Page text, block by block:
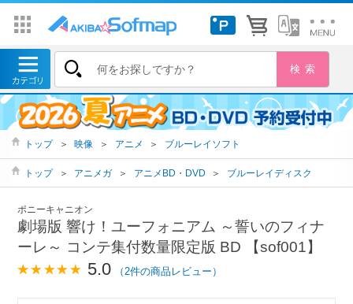
トップ ＞ 映像 ＞ アニメ ＞ ブルーレイソフト
トップ ＞ アニメガ ＞ アニメBD・DVD ＞ ブルーレイディスク
ポニーキャニオン
劇場版 響け！ユーフォニアム ～誓いのフィナ
ーレ～ コンテ集付数量限定版 BD 【sof001】
5.0 （2件の商品レビュー）